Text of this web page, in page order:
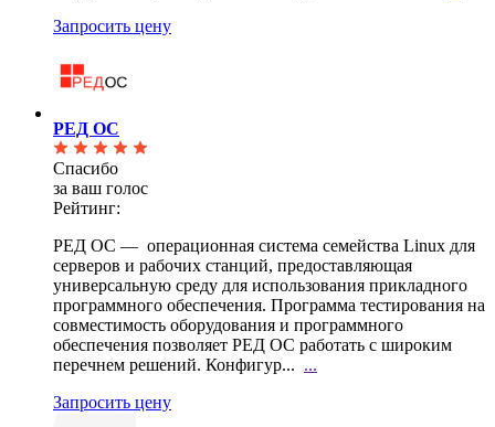
Запросить цену
РЕД ОС
Спасибо
за ваш голос
Рейтинг:
РЕД ОС — операционная система семейства Linux для
серверов и рабочих станций, предоставляющая
универсальную среду для использования прикладного
программного обеспечения. Программа тестирования на
совместимость оборудования и программного
обеспечения позволяет РЕД ОС работать с широким
перечнем решений. Конфигур... ...
Запросить цену